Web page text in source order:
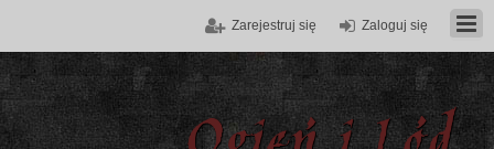
Zaloguj się
Zarejestruj się